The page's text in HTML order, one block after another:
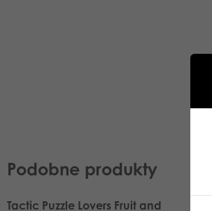
Podobne produkty
Tactic Puzzle Lovers Fruit and